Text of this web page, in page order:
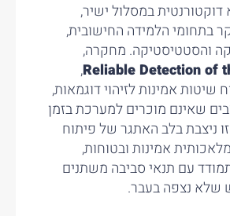
במסלול ישיר,
בתחומי הלמידה החישובית,
והסטטיסטיקה. מחקרה,
Reliable Detection of
,
אמינות לזיהוי דוגמאות,
שאינם מוכרים למערכת בזמן
זו ניצבת בלב האתגר של פיתוח
אמינות ובטוחות,
עם תנאי סביבה משתנים
שלא נצפה בעבר.